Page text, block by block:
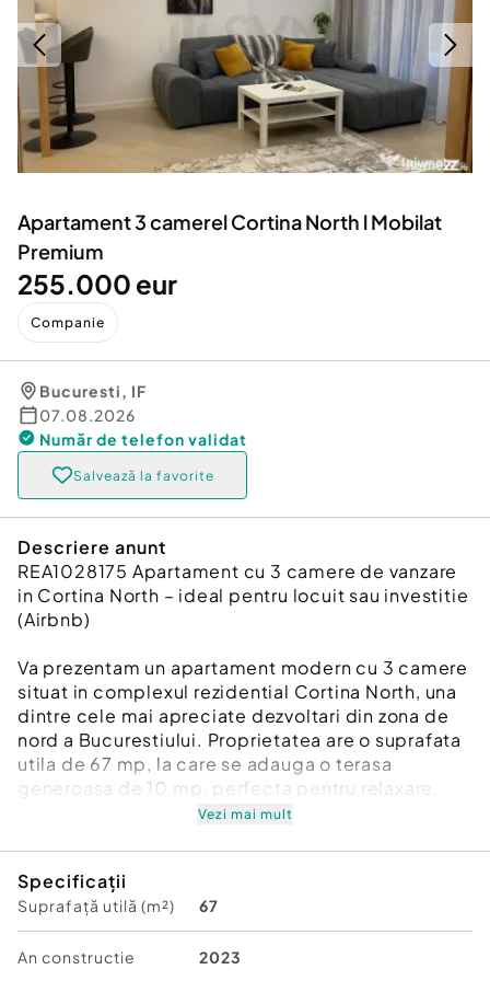
Servicii
Animale de companie
Afaceri și echipamente profesionale
Inchiriere Bunuri si Vehicule
Utilaje agricole si industriale
Piese auto si accesorii
Dacia Duster
Apartament 3 camerel Cortina North l Mobilat
Premium
255.000 eur
Companie
Bucuresti, IF
07.08.2026
Număr de telefon validat
Salvează la favorite
Descriere anunt
REA1028175 Apartament cu 3 camere de vanzare
in Cortina North – ideal pentru locuit sau investitie
(Airbnb)
Va prezentam un apartament modern cu 3 camere
situat in complexul rezidential Cortina North, una
dintre cele mai apreciate dezvoltari din zona de
nord a Bucurestiului. Proprietatea are o suprafata
utila de 67 mp, la care se adauga o terasa
generoasa de 10 mp, perfecta pentru relaxare.
arhitectura contemporana si facilitati de calitate.
Zona este foarte bine conectata la punctele de
interes din nordul orasului, fiind aproape de
centre de business, restaurante, cafenele si zone
Vezi mai mult
Specificații
Suprafață utilă (m²) 67
An constructie 2023